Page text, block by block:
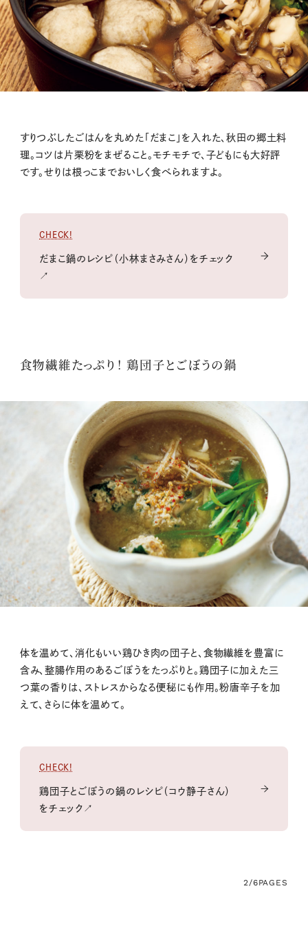
すりつぶしたごはんを丸めた「だまこ」を入れた、秋田の郷土料
理。コツは片栗粉をまぜること。モチモチで、子どもにも大好評
です。せりは根っこまでおいしく食べられますよ。
CHECK!
だまこ鍋のレシピ（小林まさみさん）をチェック
↗
食物繊維たっぷり！ 鶏団子とごぼうの鍋
体を温めて、消化もいい鶏ひき肉の団子と、食物繊維を豊富に
含み、整腸作用のあるごぼうをたっぷりと。鶏団子に加えた三
つ葉の香りは、ストレスからなる便秘にも作用。粉唐辛子を加
えて、さらに体を温めて。
CHECK!
鶏団子とごぼうの鍋のレシピ（コウ静子さん）
をチェック↗
2/6PAGES